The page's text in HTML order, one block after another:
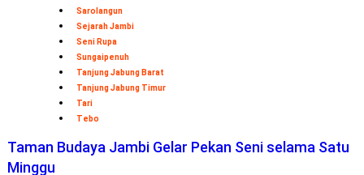
Sarolangun
Sejarah Jambi
Seni Rupa
Sungaipenuh
Tanjung Jabung Barat
Tanjung Jabung Timur
Tari
Tebo
Taman Budaya Jambi Gelar Pekan Seni selama Satu
Minggu